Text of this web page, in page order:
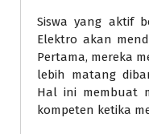
Siswa yang aktif
Elektro akan
Pertama, mereka
lebih matang
Hal ini membuat
kompeten ketika